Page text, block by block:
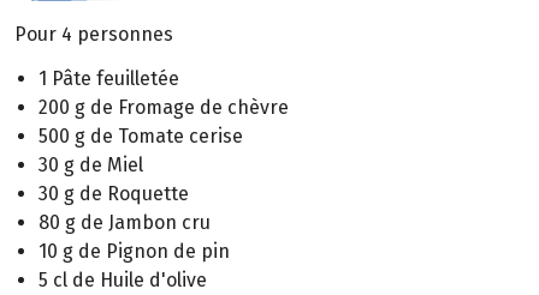
Pour 4 personnes
1 Pâte feuilletée
200 g de Fromage de chèvre
500 g de Tomate cerise
30 g de Miel
30 g de Roquette
80 g de Jambon cru
10 g de Pignon de pin
5 cl de Huile d'olive